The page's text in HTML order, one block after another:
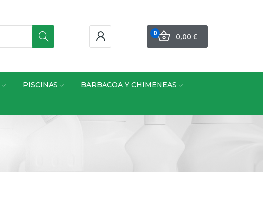
0,00 €
0
PISCINAS
BARBACOA Y CHIMENEAS